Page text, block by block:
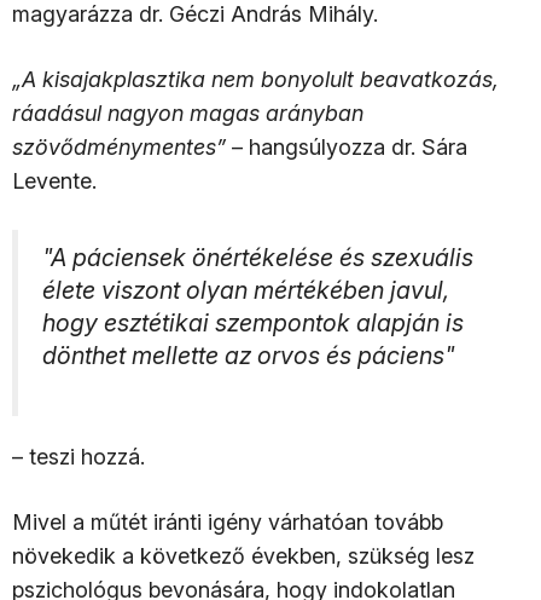
magyarázza dr. Géczi András Mihály.
„A kisajakplasztika nem bonyolult beavatkozás,
ráadásul nagyon magas arányban
szövődménymentes” – hangsúlyozza dr. Sára
Levente.
"A páciensek önértékelése és szexuális
élete viszont olyan mértékében javul,
hogy esztétikai szempontok alapján is
dönthet mellette az orvos és páciens"
– teszi hozzá.
Mivel a műtét iránti igény várhatóan tovább
növekedik a következő években, szükség lesz
pszichológus bevonására, hogy indokolatlan